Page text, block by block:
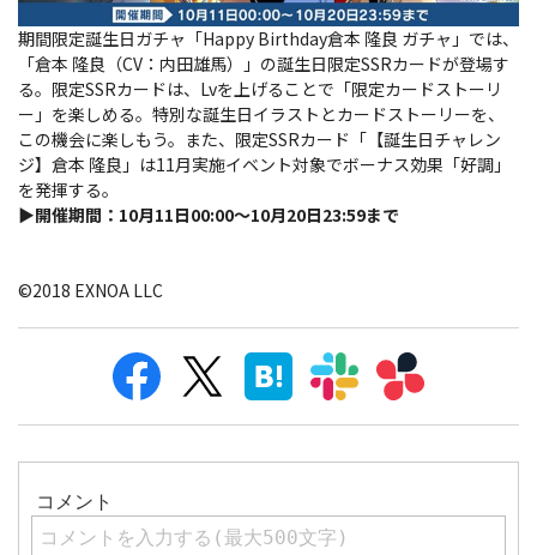
期間限定誕生日ガチャ「Happy Birthday倉本 隆良 ガチャ」では、
「倉本 隆良（CV：内田雄馬）」の誕生日限定SSRカードが登場す
る。限定SSRカードは、Lvを上げることで「限定カードストーリ
ー」を楽しめる。特別な誕生日イラストとカードストーリーを、
この機会に楽しもう。 また、限定SSRカード「【誕生日チャレン
ジ】倉本 隆良」は11月実施イベント対象でボーナス効果「好調」
を発揮する。
▶開催期間：10月11日00:00～10月20日23:59まで
©2018 EXNOA LLC